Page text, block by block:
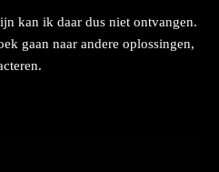
kan ik daar dus niet ontvangen.
gaan naar andere oplossingen,